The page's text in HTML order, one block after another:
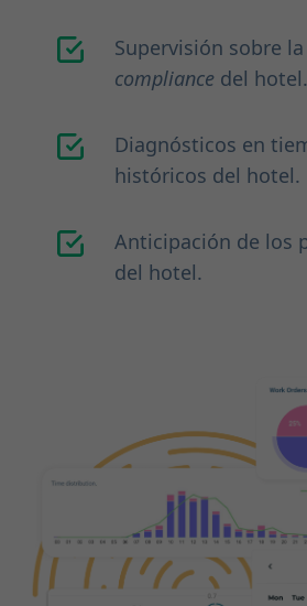
Supervisión sobre
compliance del hotel.
Diagnósticos en
históricos del hotel.
Anticipación de los
del hotel.